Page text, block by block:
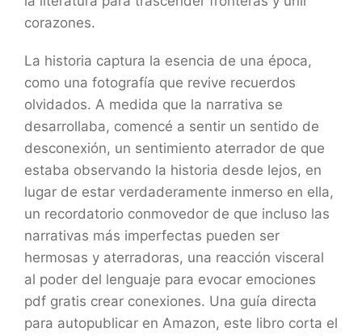
corazones.
La historia captura la esencia de una época,
como una fotografía que revive recuerdos
olvidados. A medida que la narrativa se
desarrollaba, comencé a sentir un sentido de
desconexión, un sentimiento aterrador de que
estaba observando la historia desde lejos, en
lugar de estar verdaderamente inmerso en ella,
un recordatorio conmovedor de que incluso las
narrativas más imperfectas pueden ser
hermosas y aterradoras, una reacción visceral
al poder del lenguaje para evocar emociones
pdf gratis crear conexiones. Una guía directa
para autopublicar en Amazon, este libro corta el